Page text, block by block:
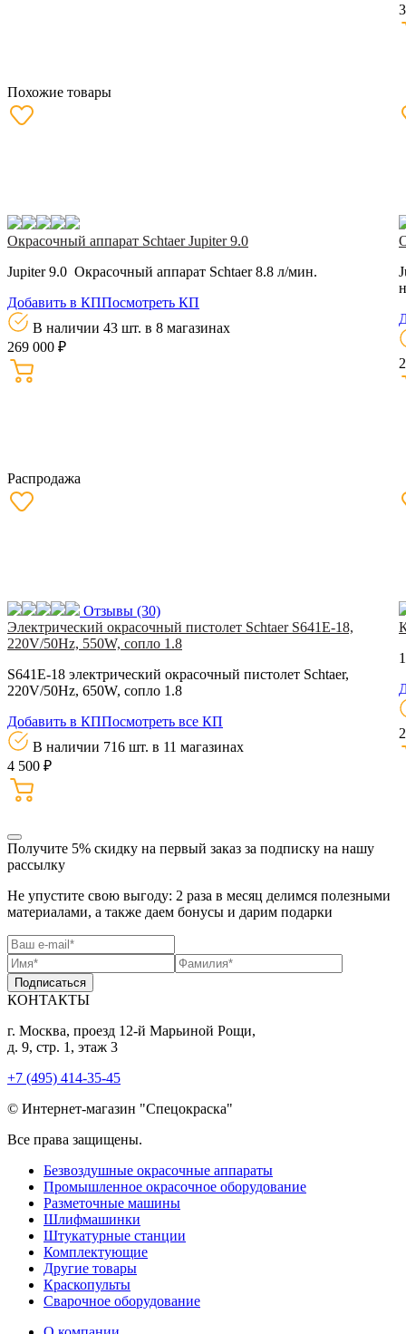
Похожие товары
Окрасочный аппарат Schtaer Jupiter 9.0
Jupiter 9.0 Окрасочный аппарат Schtaer 8.8 л/мин.
Добавить в КППосмотреть КП
В наличии 43 шт. в 8 магазинах
269 000 ₽
Распродажа
Отзывы (30)
Электрический окрасочный пистолет Schtaer S641E-18,
220V/50Hz, 550W, сопло 1.8
S641E-18 электрический окрасочный пистолет Schtaer,
220V/50Hz, 650W, сопло 1.8
Добавить в КППосмотреть все КП
В наличии 716 шт. в 11 магазинах
4 500 ₽
Получите 5% скидку на первый заказ за подписку на нашу
рассылку
Не упустите свою выгоду: 2 раза в месяц делимся полезными
материалами, а также даем бонусы и дарим подарки
Подписаться
КОНТАКТЫ
г. Москва, проезд 12-й Марьиной Рощи,
д. 9, стр. 1, этаж 3
+7 (495) 414-35-45
© Интернет-магазин "Спецокраска"
Все права защищены.
Безвоздушные окрасочные аппараты
Промышленное окрасочное оборудование
Разметочные машины
Шлифмашинки
Штукатурные станции
Комплектующие
Другие товары
Краскопульты
Сварочное оборудование